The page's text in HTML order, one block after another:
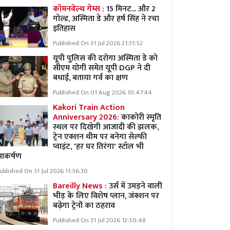
कॉमनवेल्थ गेम्स :15 मिनट... और 2
गोल्ड, अस्मिता डे और हर्ष सिंह ने रचा
इतिहास
Published On 31 Jul 2026 21:31:52
यूपी पुलिस की दरोगा अस्मिता डे को
सीएम योगी समेत यूपी DGP ने दी
बधाई, बताया गर्व का क्षण
Published On 01 Aug 2026 10:47:44
Kakori Train Action
Anniversary 2026:काकोरी स्मृति
स्थल पर दिखेगी आजादी की झलक,
ट्रेन एक्शन थीम पर बनेगा सेल्फी
प्वाइंट, 'हर घर तिरंगा' स्टॉल भी
On 31 Jul 2026 11:56:30
Bareilly News :उर्स में उमड़ने वाली
भीड़ के लिए विशेष प्लान, जंक्शन पर
बढ़ेगा ट्रेनों का ठहराव
Published On 31 Jul 2026 12:50:48